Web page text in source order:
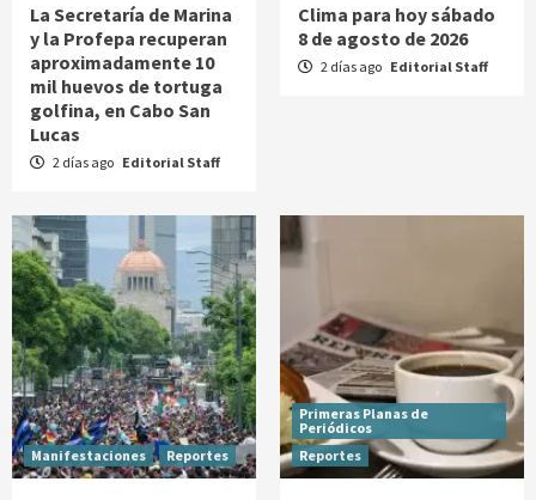
La Secretaría de Marina
y la Profepa recuperan
aproximadamente 10
mil huevos de tortuga
golfina, en Cabo San
Lucas
2 días ago Editorial Staff
Clima para hoy sábado
8 de agosto de 2026
2 días ago Editorial Staff
Manifestaciones Reportes
Primeras Planas de
Periódicos
Reportes